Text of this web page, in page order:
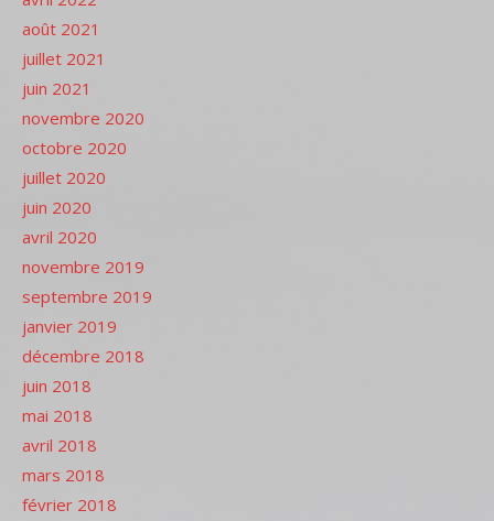
août 2021
juillet 2021
juin 2021
novembre 2020
octobre 2020
juillet 2020
juin 2020
avril 2020
novembre 2019
septembre 2019
janvier 2019
décembre 2018
juin 2018
mai 2018
avril 2018
mars 2018
février 2018